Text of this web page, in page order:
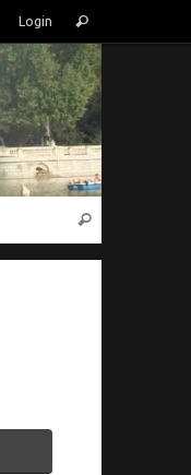
Login
naar:
Zoeken
Zoeken